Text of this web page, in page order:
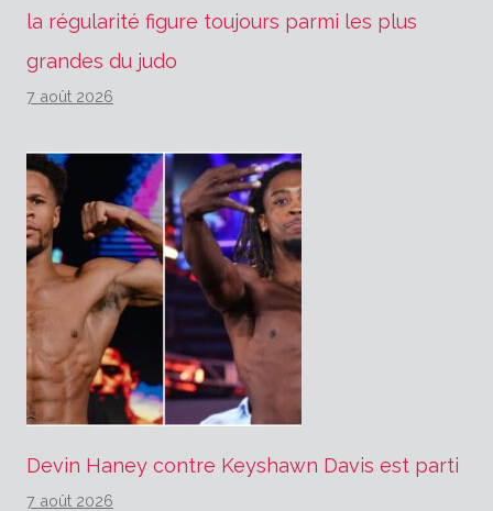
la régularité figure toujours parmi les plus
grandes du judo
7 août 2026
Devin Haney contre Keyshawn Davis est parti
7 août 2026